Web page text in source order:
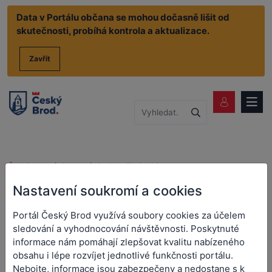
Data v Portálu občana se mohou dočasně lišit od
skutečnosti, probíhá kontrola a aktualizace.
Zavřít
Životní situace Doprava
Stanice měření emisí
Žádost o povolení k
provozování stanice měření
emisí
Nastavení soukromí a cookies
Portál Český Brod využívá soubory cookies za účelem
sledování a vyhodnocování návštěvnosti. Poskytnuté
informace nám pomáhají zlepšovat kvalitu nabízeného
obsahu i lépe rozvíjet jednotlivé funkčnosti portálu.
Nebojte, informace jsou zabezpečeny a nedostane s k